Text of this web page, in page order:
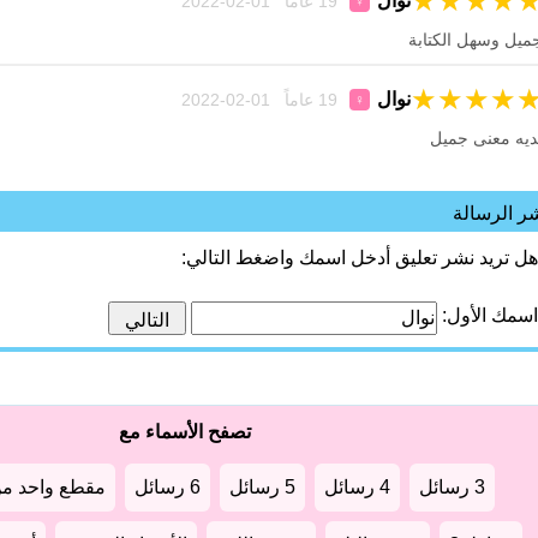
وسهل الكتابة
نوال ♀ ★
★
★
★
معنى جميل
الرسالة
هل تريد نشر تعليق أدخل اسمك واضغط التالي:
اسمك الأول:
تصفح الأسماء مع
3 رسائل 4 رسائل 5 رسائل 6 رسائل مقطع واحد